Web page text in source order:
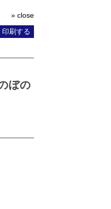
» close
印刷する
ぼの